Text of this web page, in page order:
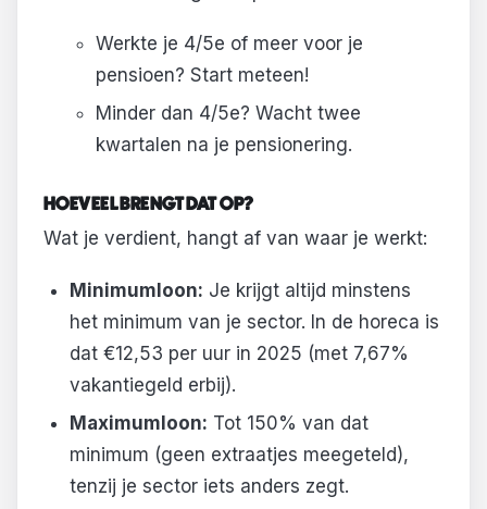
Werkte je 4/5e of meer voor je
pensioen? Start meteen!
Minder dan 4/5e? Wacht twee
kwartalen na je pensionering.
HOEVEEL BRENGT DAT OP?
Wat je verdient, hangt af van waar je werkt:
Minimumloon: Je krijgt altijd minstens
het minimum van je sector. In de horeca is
dat €12,53 per uur in 2025 (met 7,67%
vakantiegeld erbij).
Maximumloon: Tot 150% van dat
minimum (geen extraatjes meegeteld),
tenzij je sector iets anders zegt.